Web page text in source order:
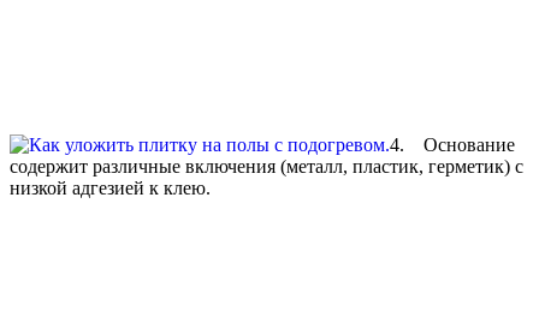
4. Основание
содержит различные включения (металл, пластик, герметик) с
низкой адгезией к клею.